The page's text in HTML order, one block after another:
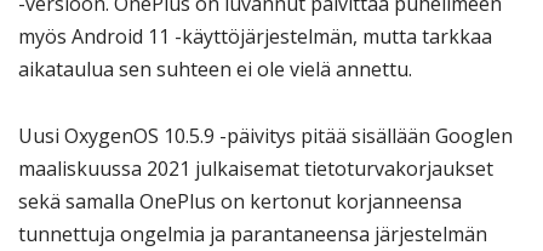
myös Android 11 -käyttöjärjestelmän, mutta tarkkaa
aikataulua sen suhteen ei ole vielä annettu.
Uusi OxygenOS 10.5.9 -päivitys pitää sisällään Googlen
maaliskuussa 2021 julkaisemat tietoturvakorjaukset
sekä samalla OnePlus on kertonut korjanneensa
tunnettuja ongelmia ja parantaneensa järjestelmän